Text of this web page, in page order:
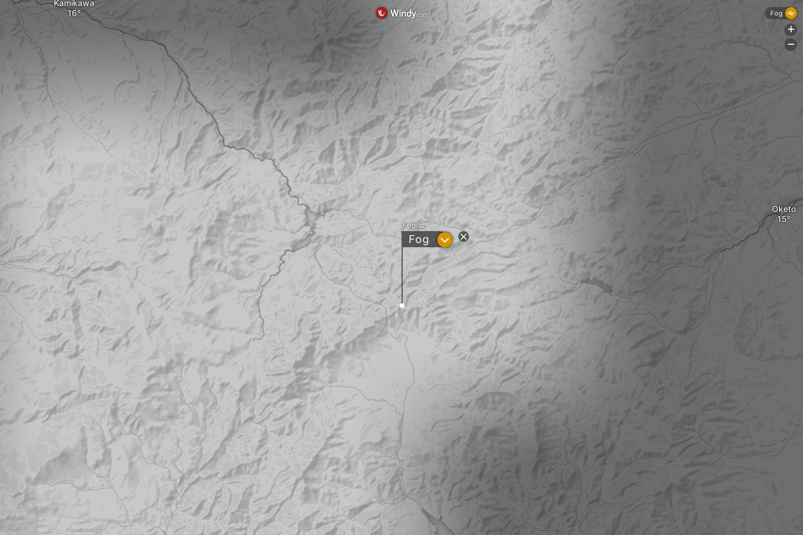
Kamikawa
Oketo
Fog
Fog ?
Fog
+
-